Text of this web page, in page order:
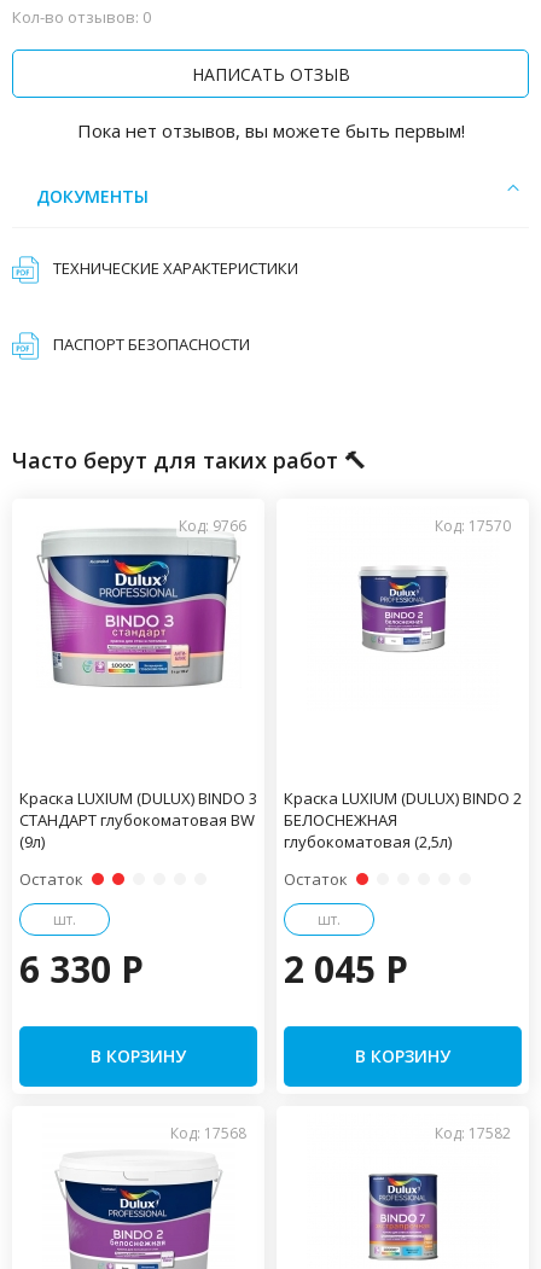
Кол-во отзывов: 0
НАПИСАТЬ ОТЗЫВ
Пока нет отзывов, вы можете быть первым!
ДОКУМЕНТЫ
ТЕХНИЧЕСКИЕ ХАРАКТЕРИСТИКИ
ПАСПОРТ БЕЗОПАСНОСТИ
Часто берут для таких работ 🔨
Код: 9766
Краска LUXIUM (DULUX) BINDO 3
СТАНДАРТ глубокоматовая BW
(9л)
Остаток
шт.
6 330 P
В КОРЗИНУ
Код: 17570
Краска LUXIUM (DULUX) BINDO 2
БЕЛОСНЕЖНАЯ
глубокоматовая (2,5л)
Остаток
шт.
2 045 P
В КОРЗИНУ
Код: 17568 Код: 17582